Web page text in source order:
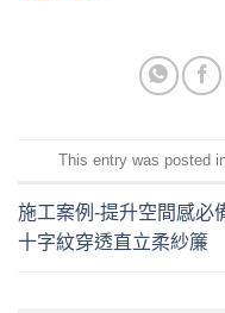
This entry was posted
施工案例-提升空間感必
十字紋穿透直立柔紗簾